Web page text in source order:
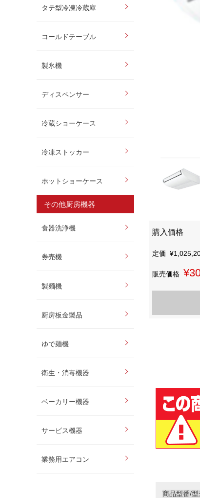
タテ型冷凍冷蔵庫
コールドテーブル
製氷機
ディスペンサー
冷蔵ショーケース
冷凍ストッカー
ホットショーケース
その他厨房機器
食器洗浄機
券売機
製麺機
厨房板金製品
ゆで麺機
衛生・消毒機器
ベーカリー機器
サービス機器
業務用エアコン
購入価格
定価
販売価格
商品型番/型